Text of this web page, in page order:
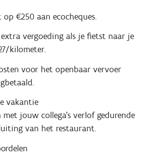
op €250 aan ecocheques.
vergoeding als je fietst naar je
kilometer.
voor het openbaar vervoer
vakantie
met jouw collega's verlof gedurende
van het restaurant.